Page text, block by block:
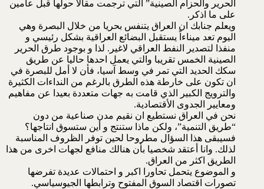
الحرير والحزام الصينية” التي ترجمت مقالا حولها قبل عامين
على ما اذكر.
ويعلم جنابك ان العراق يتنفس بحريا من خلال البصرة وهي
اليوم تعد ميناءاً يستقبل البضائع العراقية بشكل رئيسي و
منفذا لتصدير النفط العراقي لاغير. لذا و بوجود طرق الحرير
الصينية الخمس تقريبا والتي يعمل احدها حاليا عن طريق
سكك الحديد التي تمر في وسط آسيا، فأن لا أمل للبصرة في
ان تكون على خارطة هذه الطرق بالرغم من النداءات الكثيرة
والترويج الكبير الذي قامت به جهات متعددة بعيدا عن مفاهيم
ومعايير الجدوى الأقتصادية.
نحن في العراق نستطيع ان نقيم مدن صناعية من دون
“طريق التنمية”، ولكن ماذا ستنتج و أين ستسوق انتاجها؟
فسيبقى هذا السؤال مطروحا لحين توفر الظروف المناسبة
لذلك. وانا أعتقد شخصيا بأن هنالك منافع لجهات اخرى من هذا
الطريق اكثر من العراق.
و الموضوع يتحمل تحاورا اكبر و احتمالات عديدة تفرضها
تصورات اقتصاد السوق المفتوح وترابطها الجيوسياسي.